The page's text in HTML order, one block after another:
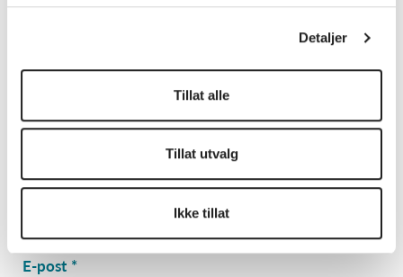
Detaljer
Tillat alle
Tillat utvalg
Ikke tillat
field
Etternavn
E-post